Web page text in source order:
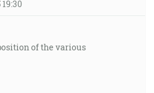
of the various